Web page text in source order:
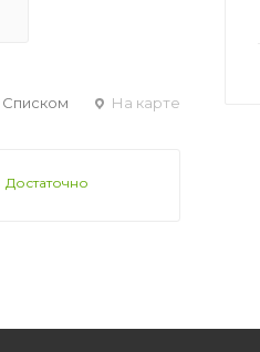
Списком На карте
Достаточно